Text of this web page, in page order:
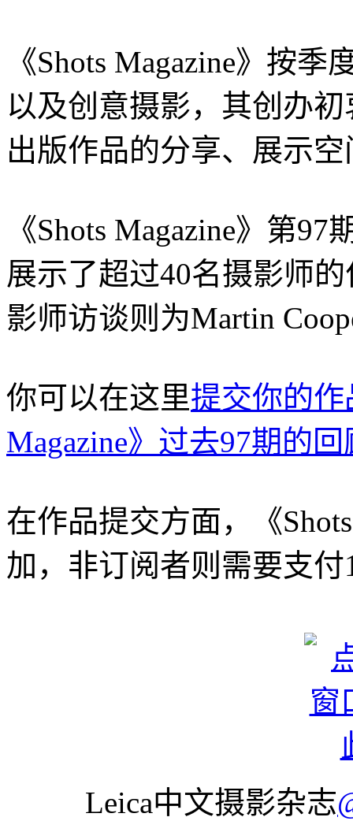
《Shots Magazine》按
以及创意摄影，其创办
出版作品的分享、展示空
《Shots Magazine》第
展示了超过40名摄影师
影师访谈则为Martin
你可以在这里提交你的作
Magazine》过去97期的回
在作品提交方面，《
加，非订阅者则需要支
Leica中文摄影杂志